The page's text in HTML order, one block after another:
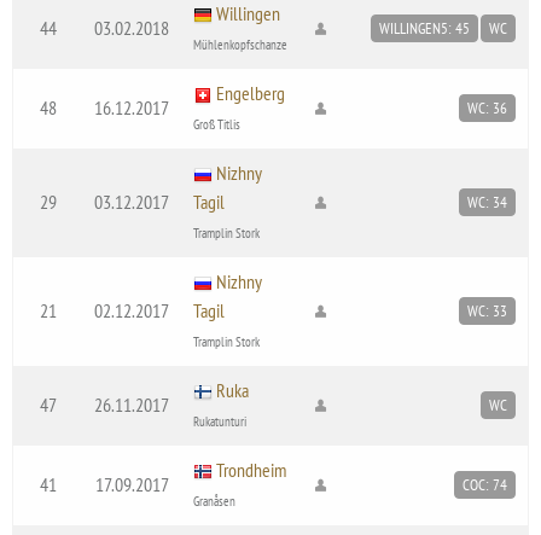
44 03.02.2018
Willingen
Mühlenkopfschanze
WILLINGEN5: 45 WC
48 16.12.2017
Engelberg
Groß Titlis
WC: 36
29 03.12.2017
Nizhny
Tagil
Tramplin Stork
WC: 34
21 02.12.2017
Nizhny
Tagil
Tramplin Stork
WC: 33
47 26.11.2017
Ruka
Rukatunturi
WC
41 17.09.2017
Trondheim
Granåsen
COC: 74